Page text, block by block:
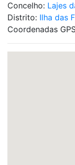
Concelho: Lajes
Distrito: Ilha das
Coordenadas